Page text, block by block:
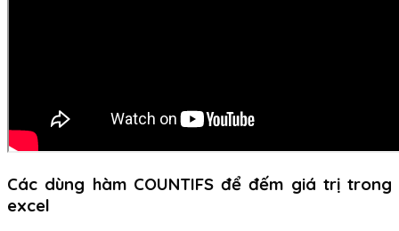
Các dùng hàm COUNTIFS để đếm giá trị trong
excel